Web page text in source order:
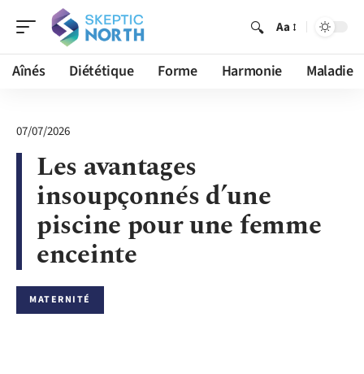
Aa
Aînés Diététique Forme Harmonie Maladie
07/07/2026
Les avantages
insoupçonnés d’une
piscine pour une femme
enceinte
MATERNITÉ